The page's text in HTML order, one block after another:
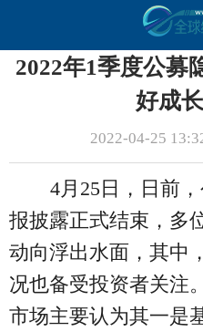
2022年1季度公募
好成
2022-04-25
4月25日，日前
报披露正式结束，多
动向浮出水面，其中
况也备受投资者关注
市场主要认为其一是